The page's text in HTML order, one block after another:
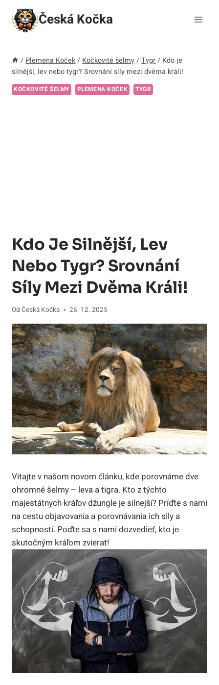
Přeskočit
obsah
Česká Kočka
/ Plemena Koček / Kočkovité šelmy / Tygr / Kdo je
silnější, lev nebo tygr? Srovnání síly mezi dvěma králi!
KOČKOVITÉ ŠELMY PLEMENA KOČEK TYGR
Kdo Je Silnější, Lev
Nebo Tygr? Srovnání
Síly Mezi Dvěma Králi!
Od Česká Kočka 26. 12. 2025
Vitajte v našom novom článku, kde porovnáme dve
ohromné šelmy – leva a tigra. Kto z týchto
majestátnych kráľov džungle je silnejší? Príďte s nami
na cestu objavovania a porovnávania ich sily a
schopností. Poďte sa s nami dozvedieť, kto je
skutočným kráľom zvierat!